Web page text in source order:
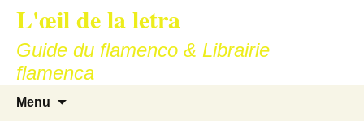
contenu
L'œil de la letra
Guide du flamenco & Librairie
flamenca
Menu